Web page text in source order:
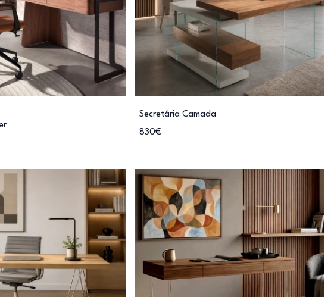
Secretária Camada
830€